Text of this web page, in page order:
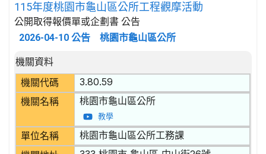
115年度桃園市龜山區公所工程觀摩活動
公開取得報價單或企劃書 公告
2026-04-10 公告 桃園市龜山區公所
招標公告詳細內容
機關資料
機關代碼
3.80.59
機關名稱 桃園市龜山區公所
教學
單位名稱 桃園市龜山區公所工務課